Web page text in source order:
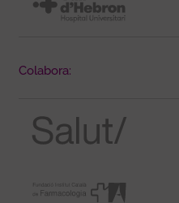
Colabora: